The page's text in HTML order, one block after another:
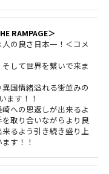
RAMPAGE＞
の良さ日本一！＜コメ
して世界を繋いで来ま
国情緒溢れる街並みの
ます！！
への恩返しが出来るよ
取り合いながらより良
るよう引き続き盛り上
す！！